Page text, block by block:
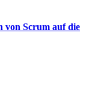
von Scrum auf die